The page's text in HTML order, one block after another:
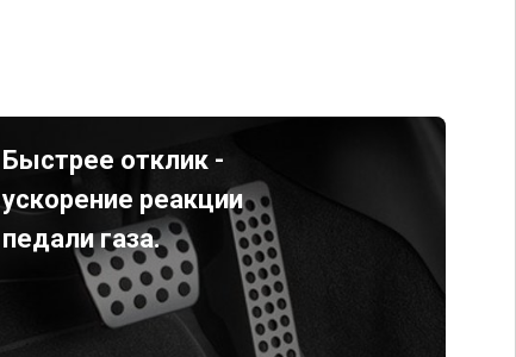
Быстрее отклик -
ускорение реакции
педали газа.